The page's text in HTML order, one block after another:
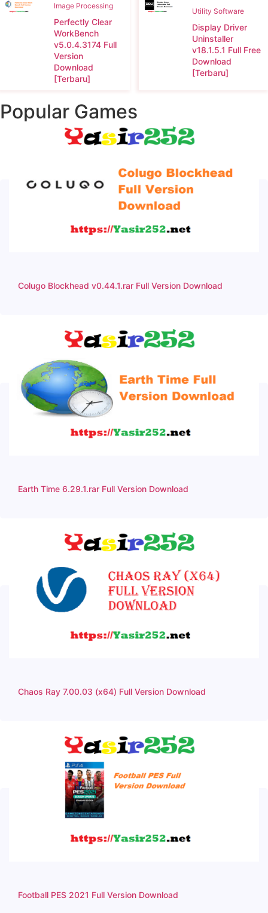
Image Processing
Perfectly Clear
WorkBench
v5.0.4.3174 Full
Version
Download
[Terbaru]
Utility Software
Display Driver
Uninstaller
v18.1.5.1 Full Free
Download
[Terbaru]
Popular Games
Colugo Blockhead v0.44.1.rar Full Version Download
Earth Time 6.29.1.rar Full Version Download
Chaos Ray 7.00.03 (x64) Full Version Download
Football PES 2021 Full Version Download